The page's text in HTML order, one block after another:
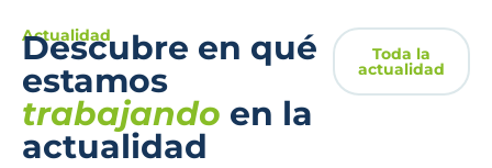
Actualidad
Descubre en qué
estamos
trabajando en la
actualidad
Toda la
actualidad